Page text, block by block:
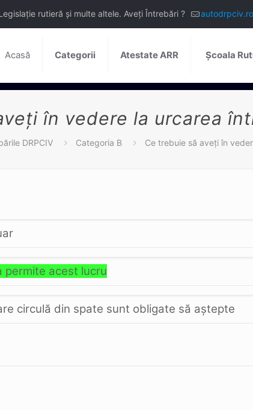
rutieră și multe altele. Aveți Întrebări ?
Acasă Categorii Atestate ARR Școala
în vedere la urcarea
DRPCIV Categoria B Ce trebuie să aveţi în
permite acest lucru
circulă din spate sunt obligate să aştepte